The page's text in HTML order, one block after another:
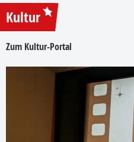
Kultur
Zum Kultur-Portal